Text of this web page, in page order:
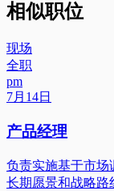
相似职位
现场
全职
pm
7月14日
产品经理
负责实施基于市场
长期愿景和战略路